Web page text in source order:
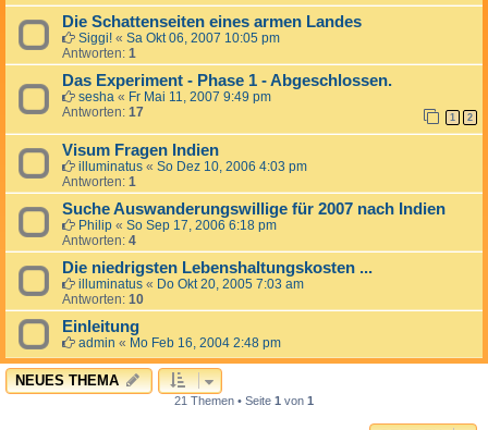
Die Schattenseiten eines armen Landes
Siggi! « Sa Okt 06, 2007 10:05 pm
Antworten: 1
Das Experiment - Phase 1 - Abgeschlossen.
sesha « Fr Mai 11, 2007 9:49 pm
Antworten: 17 1 2
Visum Fragen Indien
illuminatus « So Dez 10, 2006 4:03 pm
Antworten: 1
Suche Auswanderungswillige für 2007 nach Indien
Philip « So Sep 17, 2006 6:18 pm
Antworten: 4
Die niedrigsten Lebenshaltungskosten ...
illuminatus « Do Okt 20, 2005 7:03 am
Antworten: 10
Einleitung
admin « Mo Feb 16, 2004 2:48 pm
NEUES THEMA
21 Themen • Seite 1 von 1